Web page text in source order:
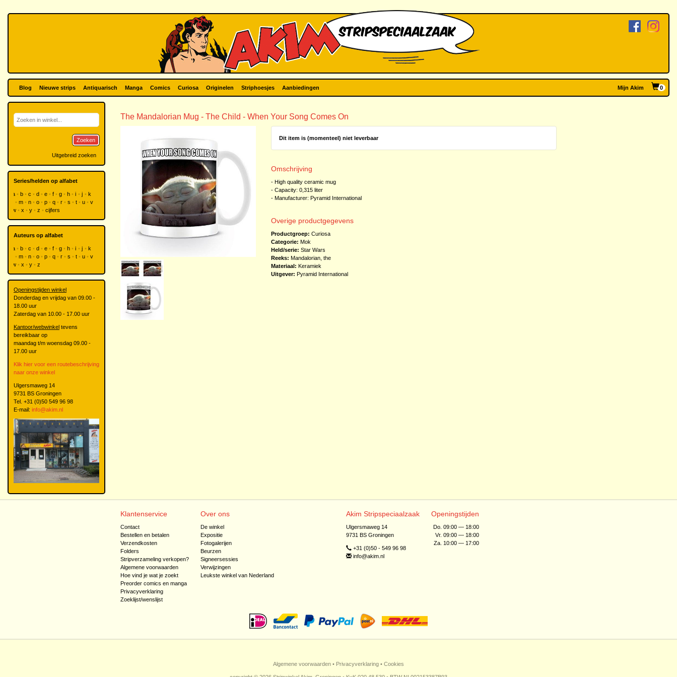
Blog Nieuwe strips Antiquarisch Manga Comics Curiosa Originelen Striphoesjes Aanbiedingen Mijn Akim 0
The Mandalorian Mug - The Child - When Your Song Comes On
Dit item is (momenteel) niet leverbaar
Omschrijving
- High quality ceramic mug
- Capacity: 0,315 liter
- Manufacturer: Pyramid International
Overige productgegevens
Productgroep: Curiosa
Categorie: Mok
Held/serie: Star Wars
Reeks: Mandalorian, the
Materiaal: Keramiek
Uitgever: Pyramid International
Zoeken
Uitgebreid zoeken
Series/helden op alfabet
a b c d e f g h i j
k
m n o p q r s t u
v
w
x y z cijfers
Auteurs op alfabet
a b c d e f g h i j
k
m n o p q r s t u
v
w
x y z
Openingstijden winkel
Donderdag en vrijdag van 09.00 -
18.00 uur
Zaterdag van 10.00 - 17.00 uur
Kantoor/webwinkel tevens
bereikbaar op
maandag t/m woensdag 09.00 -
17.00 uur
Klik hier voor een routebeschrijving
naar onze winkel
Ulgersmaweg 14
9731 BS Groningen
Tel. +31 (0)50 549 96 98
E-mail: info@akim.nl
Klantenservice
Contact
Bestellen en betalen
Verzendkosten
Folders
Stripverzameling verkopen?
Algemene voorwaarden
Hoe vind je wat je zoekt
Preorder comics en manga
Privacyverklaring
Zoeklijst/wenslijst
Over ons
De winkel
Expositie
Fotogalerijen
Beurzen
Signeersessies
Verwijzingen
Leukste winkel van Nederland
Akim Stripspeciaalzaak
Ulgersmaweg 14
9731 BS Groningen
+31 (0)50 - 549 96 98
info@akim.nl
Openingstijden
Do. 09:00 — 18:00
Vr. 09:00 — 18:00
Za. 10:00 — 17:00
Algemene voorwaarden • Privacyverklaring • Cookies